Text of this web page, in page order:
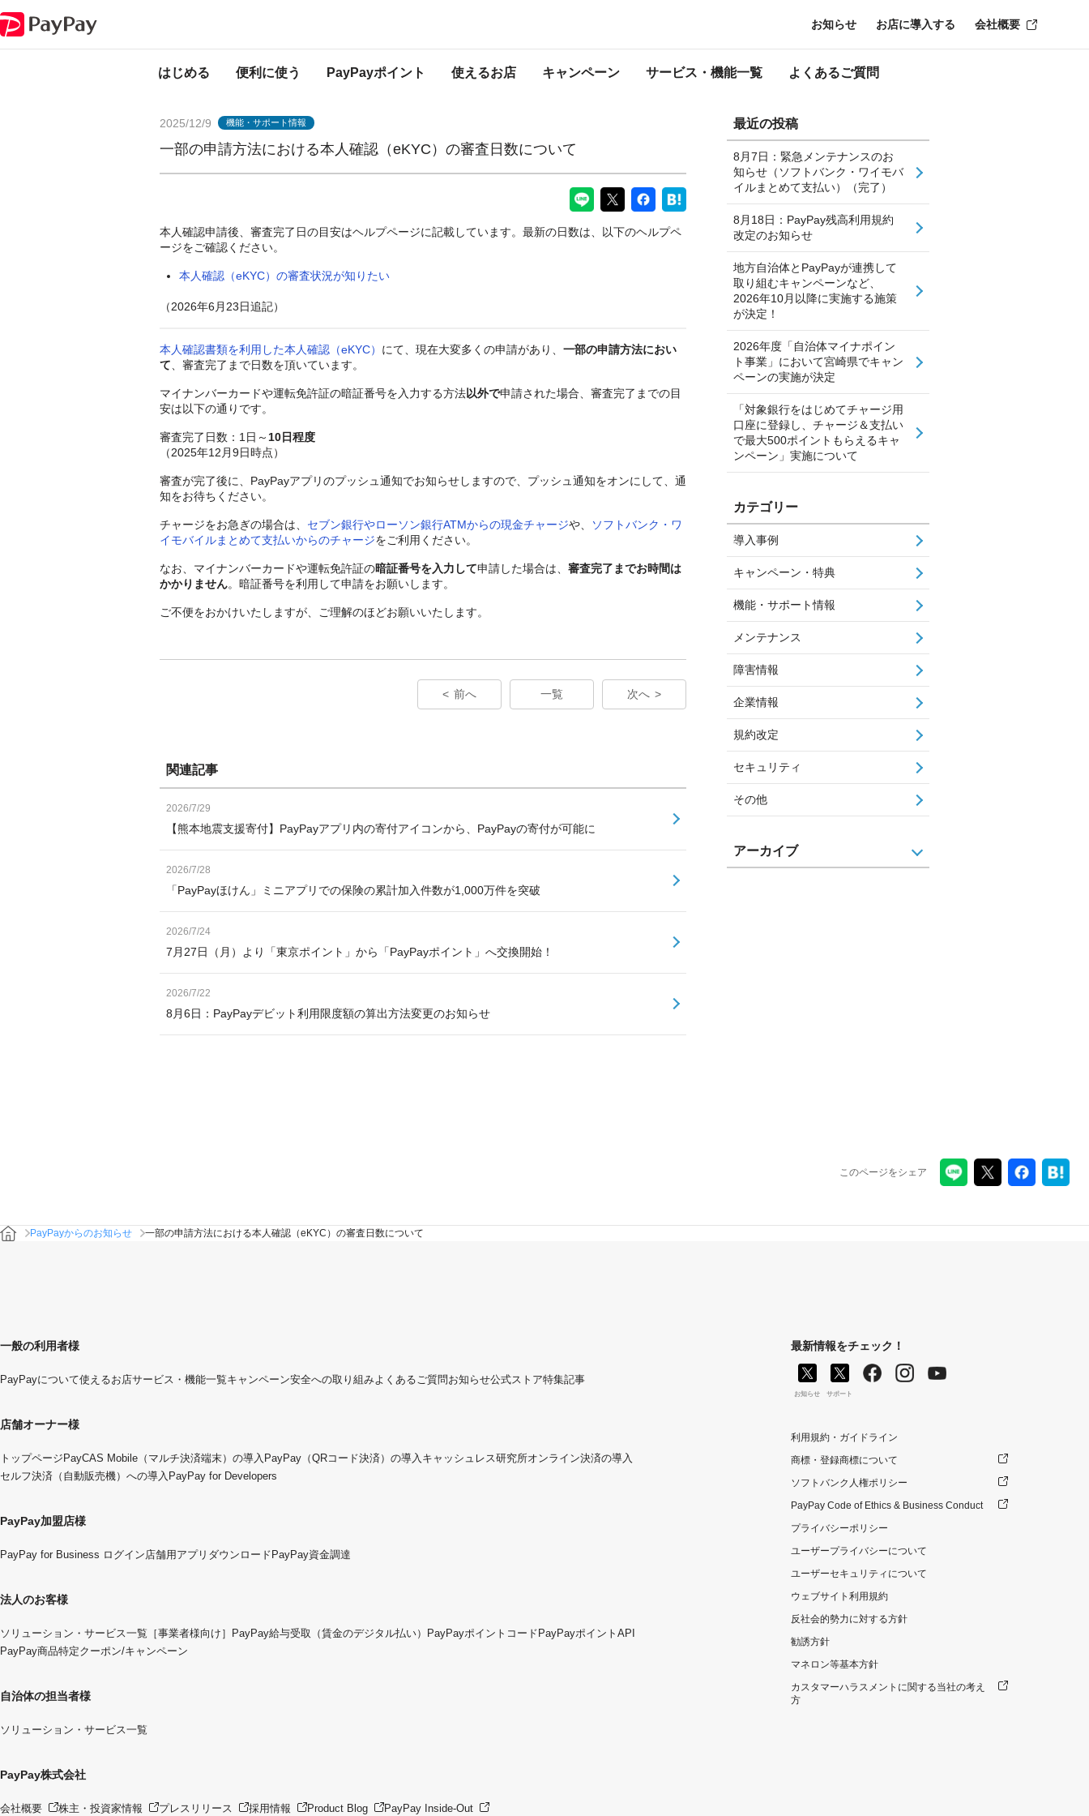
はじめる 便利に使う PayPayポイント 使えるお店 キャンペーン サービス・機能一覧 よくあるご質問
お知らせ お店に導入する 会社概要
PayPayからのお知らせ
2025/12/9 機能・サポート情報
一部の申請方法における本人確認（eKYC）の審査日数について
本人確認申請後、審査完了日の目安はヘルプページに記載しています。最新の日数は、以下のヘルプペ
ージをご確認ください。
本人確認（eKYC）の審査状況が知りたい
（2026年6月23日追記）
本人確認書類を利用した本人確認（eKYC） にて、現在大変多くの申請があり、 一部の申請方法におい
て 、審査完了まで日数を頂いています。
マイナンバーカードや運転免許証の暗証番号を入力する方法以外で申請された場合、審査完了までの目
安は以下の通りです。
審査完了日数：1日～ 10日程度
（2025年12月9日時点）
審査が完了後に、PayPayアプリのプッシュ通知でお知らせしますので、プッシュ通知をオンにして、通
知をお待ちください。
チャージをお急ぎの場合は、 セブン銀行やローソン銀行ATMからの現金チャージや、
ソフトバンク・ワ
イモバイルまとめて支払いからのチャージをご利用ください。
なお、マイナンバーカードや運転免許証の暗証番号を入力して申請した場合は、 審査完了までお時間は
かかりません。暗証番号を利用して申請をお願いします。
ご不便をおかけいたしますが、ご理解のほどお願いいたします。
前へ 一覧 次へ
関連記事
2026/7/29
【熊本地震支援寄付】PayPayアプリ内の寄付アイコンから、PayPayの寄付が可能に
2026/7/28
「PayPayほけん」ミニアプリでの保険の累計加入件数が1,000万件を突破
2026/7/24
7月27日（月）より「東京ポイント」から「PayPayポイント」へ交換開始！
2026/7/22
8月6日：PayPayデビット利用限度額の算出方法変更のお知らせ
最近の投稿
8月7日：緊急メンテナンスのお
知らせ（ソフトバンク・ワイモバ
イルまとめて支払い）（完了）
8月18日：PayPay残高利用規約
改定のお知らせ
地方自治体とPayPayが連携して
取り組むキャンペーンなど、
2026年10月以降に実施する施策
が決定！
2026年度「自治体マイナポイン
ト事業」において宮崎県でキャン
ペーンの実施が決定
「対象銀行をはじめてチャージ用
口座に登録し、チャージ＆支払い
で最大500ポイントもらえるキャ
ンペーン」実施について
カテゴリー
導入事例
キャンペーン・特典
機能・サポート情報
メンテナンス
障害情報
企業情報
規約改定
セキュリティ
その他
アーカイブ
このページをシェア
PayPayからのお知らせ 一部の申請方法における本人確認（eKYC）の審査日数について
一般の利用者様
PayPayについて使えるお店サービス・機能一覧キャンペーン安全への取り組みよくあるご質問お知らせ公式ストア特集記事
店舗オーナー様
トップページ PayCAS Mobile（マルチ決済端末）の導入 PayPay（QRコード決済）の導入 キャッシュレス研究所オンライン決済の導入
セルフ決済（自動販売機）への導入 PayPay for Developers
PayPay加盟店様
PayPay for Business ログイン 店舗用アプリダウンロード PayPay資金調達
法人のお客様
ソリューション・サービス一覧 ［事業者様向け］PayPay給与受取（賃金のデジタル払い） PayPayポイントコード PayPayポイントAPI
PayPay商品特定クーポン/キャンペーン
自治体の担当者様
ソリューション・サービス一覧
PayPay株式会社
会社概要 株主・投資家情報 プレスリリース 採用情報 Product Blog PayPay Inside-Out
最新情報をチェック！
お知らせ サポート
利用規約・ガイドライン
商標・登録商標について
ソフトバンク人権ポリシー
PayPay Code of Ethics & Business Conduct
プライバシーポリシー
ユーザープライバシーについて
ユーザーセキュリティについて
ウェブサイト利用規約
反社会的勢力に対する方針
勧誘方針
マネロン等基本方針
カスタマーハラスメントに関する当社の考え
方